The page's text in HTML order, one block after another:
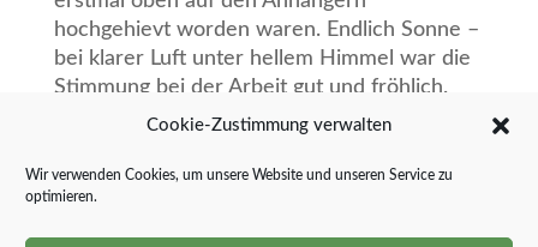
Cookie-Zustimmung verwalten
Wir verwenden Cookies, um unsere Website und unseren Service zu
optimieren.
hochgehievt worden waren. Endlich Sonne –
bei klarer Luft unter hellem Himmel war die
Stimmung bei der Arbeit gut und fröhlich.
Das Abfahren und Entsorgen der Bäume hat
sich überdies für die ehrenamtlichen Helfer
gelohnt: Kassenwartin Lisa Andresen